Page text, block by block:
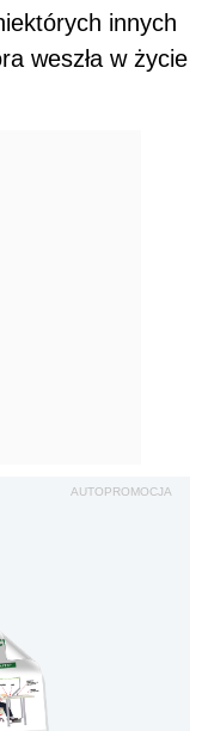
innych
weszła w życie
AUTOPROMOCJA